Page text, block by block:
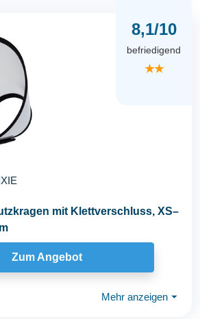
8,1/10
befriedigend
★★
mit Klettverschluss, XS–
Zum Angebot
Mehr anzeigen ⏷